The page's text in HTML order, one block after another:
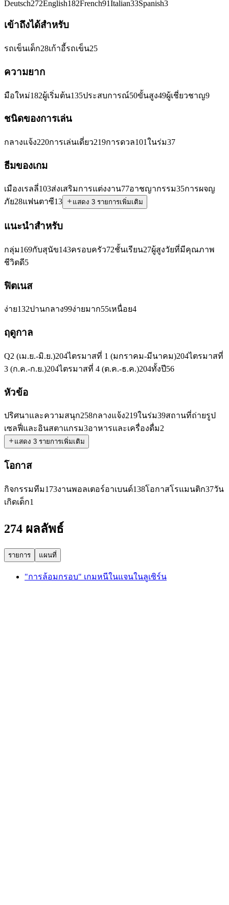
Deutsch272English182French91Italian33Spanish3
เข้าถึงได้สำหรับ
รถเข็นเด็ก28เก้าอี้รถเข็น25
ความยาก
มือใหม่182ผู้เริ่มต้น135ประสบการณ์50ขั้นสูง49ผู้เชี่ยวชาญ9
ชนิดของการเล่น
กลางแจ้ง220การเล่นเดี่ยว219การดวล101ในร่ม37
ธีมของเกม
เมืองเรลลี่103ส่งเสริมการแต่งงาน77อาชญากรรม35การผจญ
ภัย28แฟนตาซี13 แสดง 3 รายการเพิ่มเติม
แนะนำสำหรับ
กลุ่ม169กับสุนัข143ครอบครัว72ชั้นเรียน27ผู้สูงวัยที่มีคุณภาพ
ชีวิตดี5
ฟิตเนส
ง่าย132ปานกลาง99ง่ายมาก55เหนื่อย4
ฤดูกาล
Q2 (เม.ย.-มิ.ย.)204ไตรมาสที่ 1 (มกราคม-มีนาคม)204ไตรมาสที่
3 (ก.ค.-ก.ย.)204ไตรมาสที่ 4 (ต.ค.-ธ.ค.)204ทั้งปี56
หัวข้อ
ปริศนาและความสนุก258กลางแจ้ง219ในร่ม39สถานที่ถ่ายรูป
เซลฟี่และอินสตาแกรม3อาหารและเครื่องดื่ม2
แสดง 3 รายการเพิ่มเติม
โอกาส
กิจกรรมทีม173งานพอลเตอร์อาเบนด์138โอกาสโรแมนติก37วัน
เกิดเด็ก1
274 ผลลัพธ์
รายการ แผนที่
"การล้อมกรอบ" เกมหนีในแจนในลูเซิร์น